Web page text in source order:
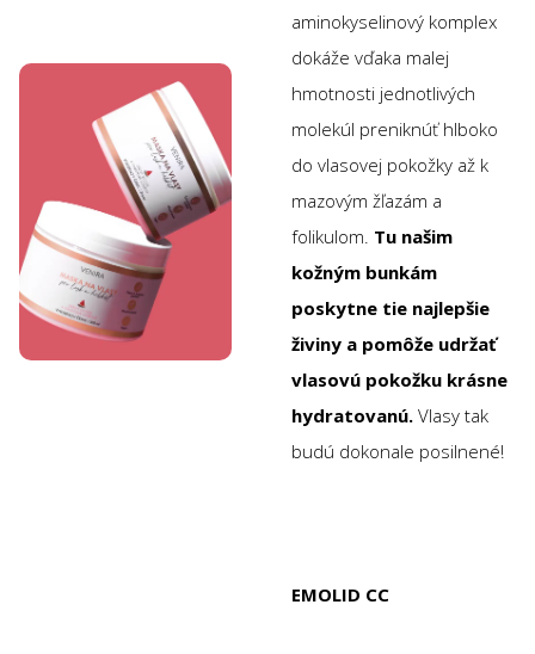
aminokyselinový komplex
dokáže vďaka malej
hmotnosti jednotlivých
molekúl preniknúť hlboko
do vlasovej pokožky až k
mazovým žľazám a
folikulom. Tu našim
kožným bunkám
poskytne tie najlepšie
živiny a pomôže udržať
vlasovú pokožku krásne
hydratovanú. Vlasy tak
budú dokonale posilnené!
EMOLID CC